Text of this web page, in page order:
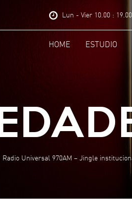
Lun - Vier 10.00 : 19.00
HOME ESTUDIO
Radio Universal 970AM – Jingle